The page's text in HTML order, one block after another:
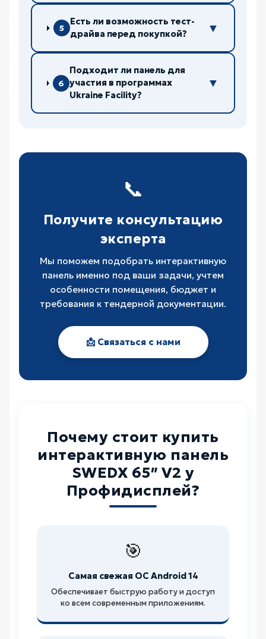
5
Есть ли возможность тест-
драйва перед покупкой?
▼
6
Подходит ли панель для
участия в программах
Ukraine Facility?
▼
📞
Получите консультацию
эксперта
Мы поможем подобрать интерактивную
панель именно под ваши задачи, учтем
особенности помещения, бюджет и
требования к тендерной документации.
📩 Связаться с нами
Почему стоит купить
интерактивную панель
SWEDX 65″ V2 у
Профидисплей?
🎯
Самая свежая ОС Android 14
Обеспечивает быструю работу и доступ
ко всем современным приложениям.